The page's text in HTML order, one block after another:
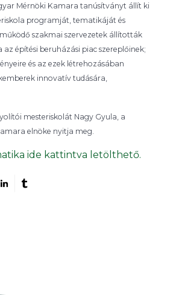
Mérnöki Kamara tanúsítványt állít ki
programját, tematikáját és
szakmai szervezetek állították
az építési beruházási piac szereplőinek;
és az ezek létrehozásában
innovatív tudására,
mesteriskolát Nagy Gyula, a
elnöke nyitja meg.
ide kattintva letölthető.